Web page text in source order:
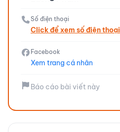
Số điện thoại
Click để xem số điện thoại
Facebook
Xem trang cá nhân
Báo cáo bài viết này